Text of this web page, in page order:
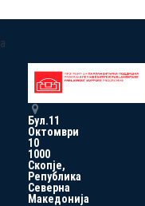
a
Бул.11
Октомври
10
1000
Скопје,
Република
Северна
Македонија